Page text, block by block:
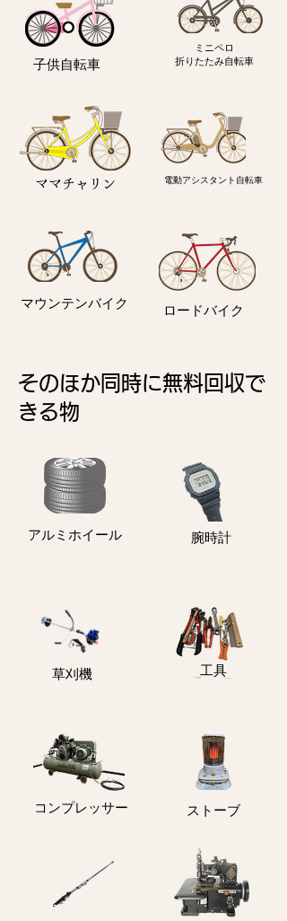
子供自転車
ミニペロ
​折りたたみ自転車
ママチャリン 電動アシスタント自転車
マウンテンバイク ロードバイク
そのほか同時に無料回収で
きる物
アルミホイール ​腕時計
​草刈機 ​工具
コンプレッサー ストーブ